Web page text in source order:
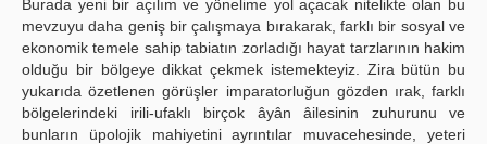
Burada yeni bir açılım ve yönelime yol açacak nitelikte olan bu
mevzuyu daha geniş bir çalışmaya bırakarak, farklı bir sosyal ve
ekonomik temele sahip tabiatın zorladığı hayat tarzlarının hakim
olduğu bir bölgeye dikkat çekmek istemekteyiz. Zira bütün bu
yukarıda özetlenen görüşler imparatorluğun gözden ırak, farklı
bölgelerindeki irili-ufaklı birçok âyân âilesinin zuhurunu ve
bunların üpolojik mahiyetini ayrıntılar muvacehesinde, yeteri